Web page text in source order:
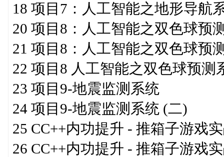
18 项目7：人工智能之地形导航
20 项目8：人工智能之双色球预
21 项目8：人工智能之双色球预
22 项目8 人工智能之双色球预测
23 项目9-地震监测系统
24 项目9-地震监测系统 (二)
25 CC++内功提升 - 推箱子游戏
26 CC++内功提升 - 推箱子游戏